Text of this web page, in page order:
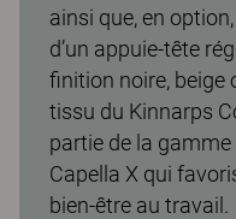
ainsi que, en
d’un appuie-tête
finition noire, beige
tissu du Kinnarps
partie de la
Capella X qui
bien-être au travail.